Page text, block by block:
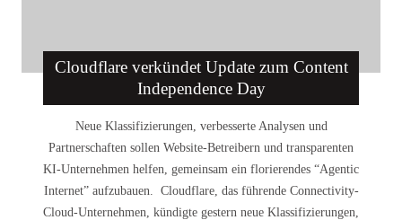
Cloudflare verkündet Update zum Content
Independence Day
Neue Klassifizierungen, verbesserte Analysen und
Partnerschaften sollen Website-Betreibern und transparenten
KI-Unternehmen helfen, gemeinsam ein florierendes “Agentic
Internet” aufzubauen. Cloudflare, das führende Connectivity-
Cloud-Unternehmen, kündigte gestern neue Klassifizierungen,